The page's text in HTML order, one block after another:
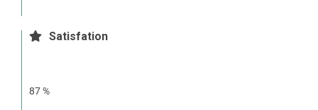
Satisfation
87 %